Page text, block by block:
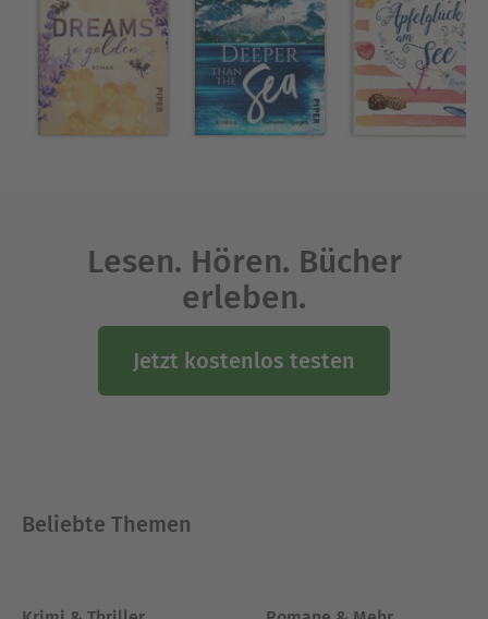
Lesen. Hören. Bücher
erleben.
Jetzt kostenlos testen
Beliebte Themen